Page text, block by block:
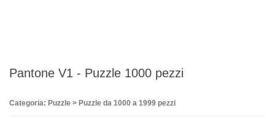
Pantone V1 - Puzzle 1000 pezzi
Categoria: Puzzle > Puzzle da 1000 a 1999 pezzi